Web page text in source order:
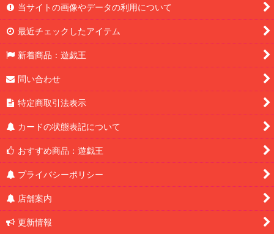
当サイトの画像やデータの利用について
最近チェックしたアイテム
新着商品：遊戯王
問い合わせ
特定商取引法表示
カードの状態表記について
おすすめ商品：遊戯王
プライバシーポリシー
店舗案内
更新情報